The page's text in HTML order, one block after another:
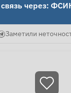
связь через:
Заметили